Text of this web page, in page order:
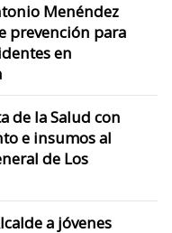
Menéndez
prevención para
en
de la Salud con
e insumos al
de Los
a jóvenes